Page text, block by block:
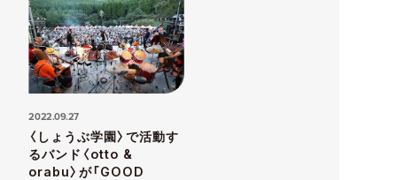
2022.09.27
〈しょうぶ学園〉で活動す
るバンド〈otto &
orabu〉が「GOOD